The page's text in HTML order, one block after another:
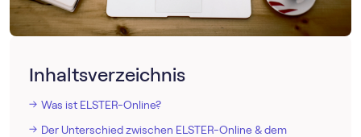
Inhaltsverzeichnis
Was ist ELSTER-Online?
Der Unterschied zwischen ELSTER-Online & dem